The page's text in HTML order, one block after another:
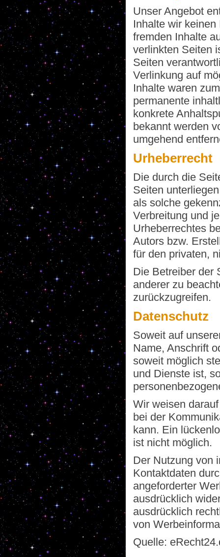
Unser Angebot
Inhalte wir
fremden Inhalte
verlinkten Seiten
Seiten
Verlinkung auf
Inhalte waren
permanente
konkrete
bekannt werden
umgehend
Urheberrecht
Die durch die
Seiten
als solche
Verbreitung und
Urheberrechtes
Autors bzw.
für den privaten,
Die Betreiber der
anderer zu
zurückzugreifen.
Datenschutz
Soweit auf
Name, Anschrift
soweit möglich
und Dienste ist,
Wir weisen
bei der
kann. Ein
ist nicht möglich.
Der Nutzung von
Kontaktdaten
angeforderter
ausdrücklich
ausdrücklich
von
Quelle: